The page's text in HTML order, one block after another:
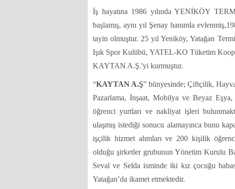
İş hayatına 1986 yılında YENİKÖY
başlamış, aynı yıl Şenay hanımla
tayin olmuştur. 25 yıl Yeniköy, Yatağan
Işık Spor Kulübü, YATEL-KO Tüketim
KAYTAN A.Ş.'yi kurmuştur.
“KAYTAN A.Ş” bünyesinde; Çiftçilik,
Pazarlama, İnşaat, Mobilya ve Beyaz
öğrenci yurtları ve nakliyat işleri
ulaşmış istediği sonucu alamayınca bunu
işçilik hizmet alımları ve 200 kişilik
olduğu şirketler grubunun Yönetim Kurulu
Seval ve Selda isminde iki kız çocuğu
Yatağan’da ikamet etmektedir.